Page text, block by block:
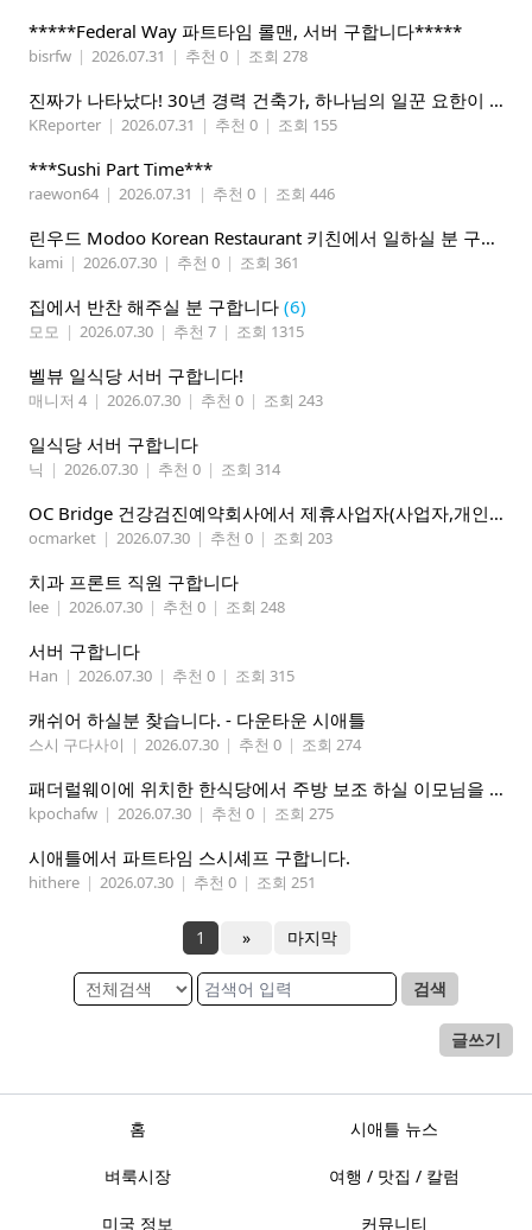
*****Federal Way 파트타임 롤맨, 서버 구합니다*****
bisrfw | 2026.07.31 | 추천 0 | 조회 278
진짜가 나타났다! 30년 경력 건축가, 하나님의 일꾼 요한이 책임 시공합니다.
KReporter | 2026.07.31 | 추천 0 | 조회 155
***Sushi Part Time***
raewon64 | 2026.07.31 | 추천 0 | 조회 446
린우드 Modoo Korean Restaurant 키친에서 일하실 분 구합니다
kami | 2026.07.30 | 추천 0 | 조회 361
집에서 반찬 해주실 분 구합니다 (6)
모모 | 2026.07.30 | 추천 7 | 조회 1315
벨뷰 일식당 서버 구합니다!
매니저 4 | 2026.07.30 | 추천 0 | 조회 243
일식당 서버 구합니다
닉 | 2026.07.30 | 추천 0 | 조회 314
OC Bridge 건강검진예약회사에서 제휴사업자(사업자,개인)모집 (재택근무)
ocmarket | 2026.07.30 | 추천 0 | 조회 203
치과 프론트 직원 구합니다
lee | 2026.07.30 | 추천 0 | 조회 248
서버 구합니다
Han | 2026.07.30 | 추천 0 | 조회 315
캐쉬어 하실분 찾습니다. - 다운타운 시애틀
스시 구다사이 | 2026.07.30 | 추천 0 | 조회 274
패더럴웨이에 위치한 한식당에서 주방 보조 하실 이모님을 찾고 있습니다
kpochafw | 2026.07.30 | 추천 0 | 조회 275
시애틀에서 파트타임 스시셰프 구합니다.
hithere | 2026.07.30 | 추천 0 | 조회 251
1 » 마지막
검색
글쓰기
홈 시애틀 뉴스
벼룩시장 여행 / 맛집 / 칼럼
미국 정보 커뮤니티